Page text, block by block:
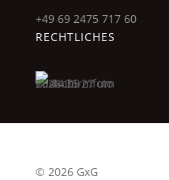
+49 69 2475 717 60
RECHTLICHES
© 2026 GxG